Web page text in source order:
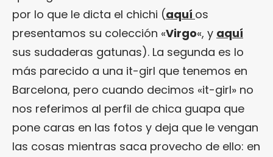
por lo que le dicta el chichi (aquí os
presentamos su colección «Virgo«, y aquí
sus sudaderas gatunas). La segunda es lo
más parecido a una it-girl que tenemos en
Barcelona, pero cuando decimos «it-girl» no
nos referimos al perfil de chica guapa que
pone caras en las fotos y deja que le vengan
las cosas mientras saca provecho de ello: en